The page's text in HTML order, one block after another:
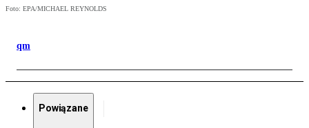
Foto: EPA/MICHAEL REYNOLDS
qm
Powiązane